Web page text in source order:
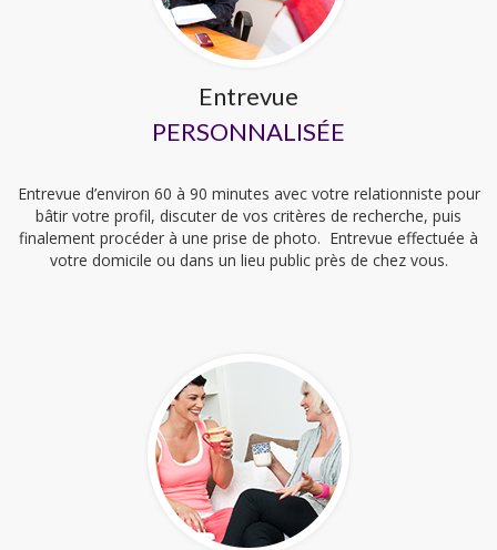
Entrevue
PERSONNALISÉE
Entrevue d’environ 60 à 90 minutes avec votre relationniste pour
bâtir votre profil, discuter de vos critères de recherche, puis
finalement procéder à une prise de photo. Entrevue effectuée à
votre domicile ou dans un lieu public près de chez vous.